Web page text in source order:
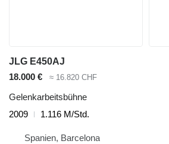
JLG E450AJ
18.000 €
≈ 16.820 CHF
Gelenkarbeitsbühne
2009
1.116 M/Std.
Spanien, Barcelona